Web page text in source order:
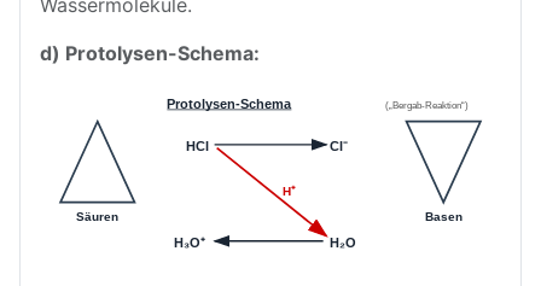
Wassermolekule.
d) Protolysen-Schema:
Protolysen-Schema („Bergab-Reaktion“)
Säuren Basen
HCl Cl⁻
H₃O⁺ H₂O
H⁺